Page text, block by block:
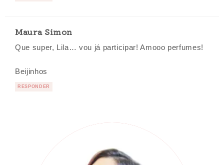
Maura Simon
Que super, Lila… vou já participar! Amooo perfumes!
Beijinhos
RESPONDER